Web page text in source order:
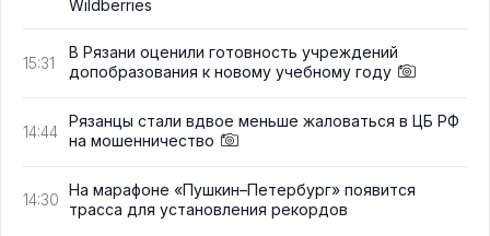
Wildberries
15:31
В Рязани оценили готовность учреждений
допобразования к новому учебному году
14:44
Рязанцы стали вдвое меньше жаловаться в ЦБ РФ
на мошенничество
14:30
На марафоне «Пушкин–Петербург» появится
трасса для установления рекордов